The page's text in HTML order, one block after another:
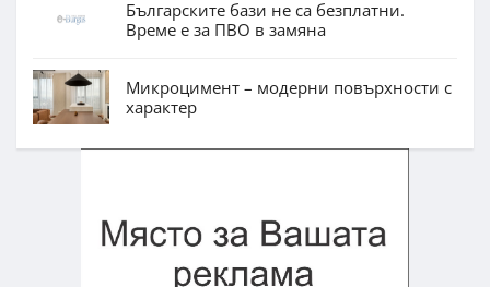
Българските бази не са безплатни.
Време е за ПВО в замяна
Микроцимент – модерни повърхности с
характер